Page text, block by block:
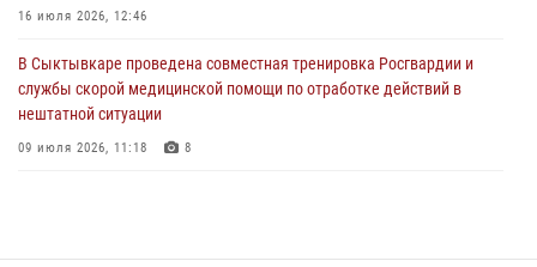
В Коми за неделю росгвардейцами выявлено более 10
деятельности
26 июля 2026, 06:48
16 июля 2026, 12:46
В Сыктывкаре проведена совместная тренировка Росгвардии и
службы скорой медицинской помощи по отработке действий в
нештатной ситуации
09 июля 2026, 11:18 8